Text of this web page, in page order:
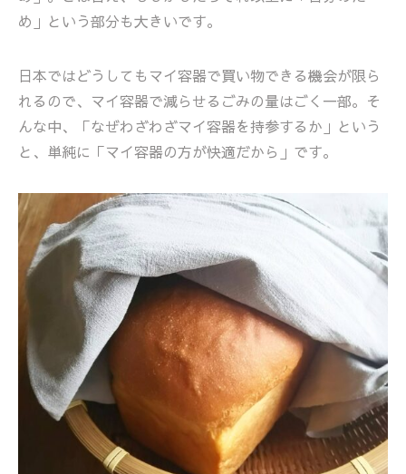
め」という部分も大きいです。
日本ではどうしてもマイ容器で買い物できる機会が限ら
れるので、マイ容器で減らせるごみの量はごく一部。そ
んな中、「なぜわざわざマイ容器を持参するか」という
と、単純に「マイ容器の方が快適だから」です。